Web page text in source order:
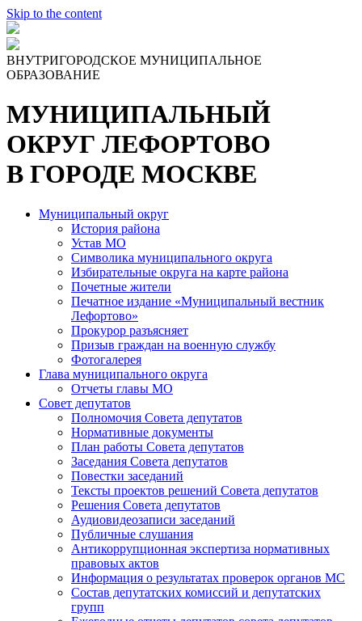
Skip to the content
ВНУТРИГОРОДСКОЕ МУНИЦИПАЛЬНОЕ
ОБРАЗОВАНИЕ
МУНИЦИПАЛЬНЫЙ
ОКРУГ ЛЕФОРТОВО
В ГОРОДЕ МОСКВЕ
Муниципальный округ
История района
Устав МО
Символика муниципального округа
Избирательные округа на карте района
Почетные жители
Печатное издание «Муниципальный вестник
Лефортово»
Прокурор разъясняет
Призыв граждан на военную службу
Фотогалерея
Глава муниципального округа
Отчеты главы МО
Совет депутатов
Полномочия Совета депутатов
Нормативные документы
План работы Совета депутатов
Заседания Cовета депутатов
Повестки заседаний
Тексты проектов решений Совета депутатов
Решения Совета депутатов
Аудиовидеозаписи заседаний
Публичные слушания
Антикоррупционная экспертиза нормативных
правовых актов
Информация о результатах проверок органов МС
Состав депутатских комиссий и депутатских
групп